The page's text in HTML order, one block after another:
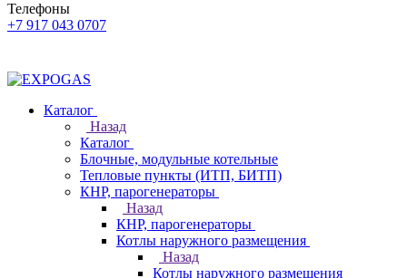
Телефоны
+7 917 043 0707
Каталог
Назад
Каталог
Блочные, модульные котельные
Тепловые пункты (ИТП, БИТП)
КНР, парогенераторы
Назад
КНР, парогенераторы
Котлы наружного размещения
Назад
Котлы наружного размещения